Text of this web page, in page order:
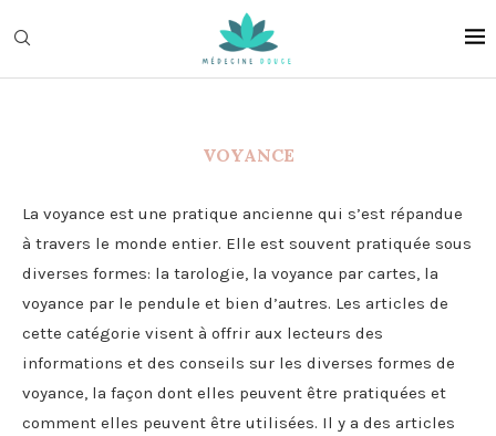
VOYANCE
La voyance est une pratique ancienne qui s’est répandue
à travers le monde entier. Elle est souvent pratiquée sous
diverses formes: la tarologie, la voyance par cartes, la
voyance par le pendule et bien d’autres. Les articles de
cette catégorie visent à offrir aux lecteurs des
informations et des conseils sur les diverses formes de
voyance, la façon dont elles peuvent être pratiquées et
comment elles peuvent être utilisées. Il y a des articles